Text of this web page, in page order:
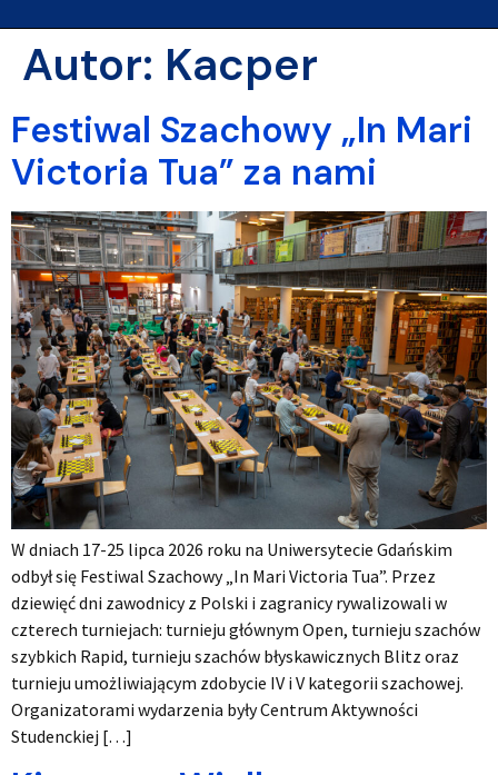
Autor: Kacper
Festiwal Szachowy „In Mari
Victoria Tua” za nami
W dniach 17-25 lipca 2026 roku na Uniwersytecie Gdańskim
odbył się Festiwal Szachowy „In Mari Victoria Tua”. Przez
dziewięć dni zawodnicy z Polski i zagranicy rywalizowali w
czterech turniejach: turnieju głównym Open, turnieju szachów
szybkich Rapid, turnieju szachów błyskawicznych Blitz oraz
turnieju umożliwiającym zdobycie IV i V kategorii szachowej.
Organizatorami wydarzenia były Centrum Aktywności
Studenckiej […]